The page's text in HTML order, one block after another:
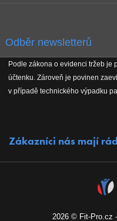
Reklamační řád
Koho podporujeme
Odběr newsletterů
Získejte přehled o
na nové články v magazínu!
Podle zákona o evidenci tržeb je
účtenku. Zároveň je povinen
v případě technického výpadku
Zákazníci nás mají
2026 © Fit-Pro.cz